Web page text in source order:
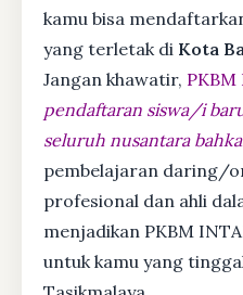
kamu bisa
yang terletak di Kota
Jangan khawatir,
pendaftaran siswa/i
seluruh nusantara
pembelajaran daring/
profesional dan ahli
menjadikan PKBM
untuk kamu yang